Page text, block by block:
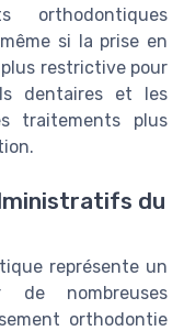
orthodontiques
si la prise en
plus restrictive pour
dentaires et les
traitements plus
du
représente un
de nombreuses
orthodontie